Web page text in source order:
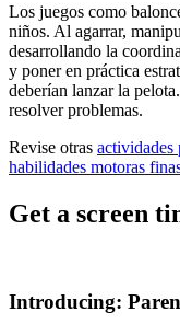
Los juegos como
niños. Al agarrar,
desarrollando la
y poner en práctica
deberían lanzar la
resolver problemas.
Revise otras actividades
habilidades motoras
Get a screen
Introducing: